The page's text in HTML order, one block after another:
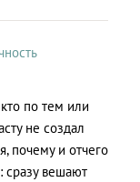
по тем или
не создал
почему и отчего
сразу вешают